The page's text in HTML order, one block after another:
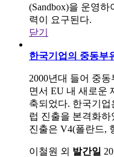
(Sandbox)을 운영
력이 요구된다.
닫기
한국기업의 중동부
2000년대 들어 중
면서 EU 내 새로운
축되었다. 한국기
럽 진출을 본격화하
진출은 V4(폴란드,
이철원 외 발간일